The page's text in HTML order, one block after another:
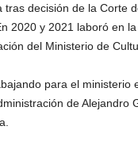
tras decisión de la Corte
2020 y 2021 laboró en
del Ministerio de
para el ministerio
de Alejandro